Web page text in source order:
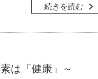
続きを読む
は「健康」～